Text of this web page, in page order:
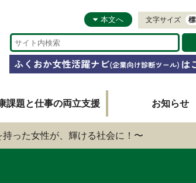
本文へ 文字サイズ
課題と仕事の両立支援 お知らせ
った女性が、輝ける社会に！〜